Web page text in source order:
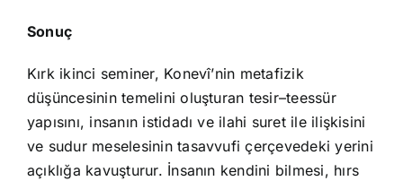
Sonuç
Kırk ikinci seminer, Konevî’nin metafizik
düşüncesinin temelini oluşturan tesir–teessür
yapısını, insanın istidadı ve ilahi suret ile ilişkisini
ve sudur meselesinin tasavvufi çerçevedeki yerini
açıklığa kavuşturur. İnsanın kendini bilmesi, hırs